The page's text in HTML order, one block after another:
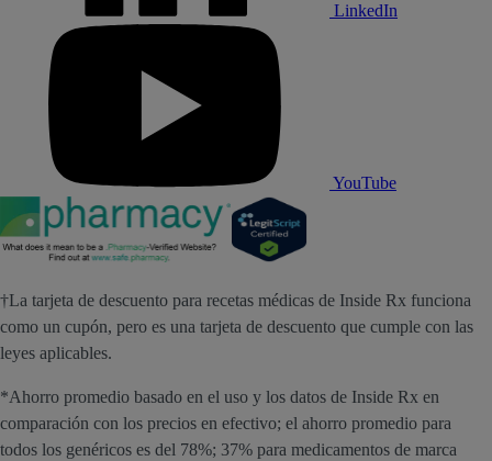
LinkedIn
YouTube
†La tarjeta de descuento para recetas médicas de Inside Rx funciona
como un cupón, pero es una tarjeta de descuento que cumple con las
leyes aplicables.
*Ahorro promedio basado en el uso y los datos de Inside Rx en
comparación con los precios en efectivo; el ahorro promedio para
todos los genéricos es del 78%; 37% para medicamentos de marca